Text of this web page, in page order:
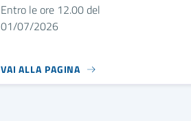
Entro le ore 12.00 del
01/07/2026
VAI ALLA PAGINA